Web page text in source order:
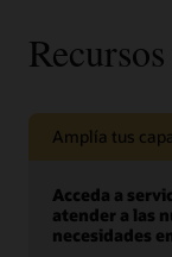
Amplía tus
Acceda a
atender a las
necesidades